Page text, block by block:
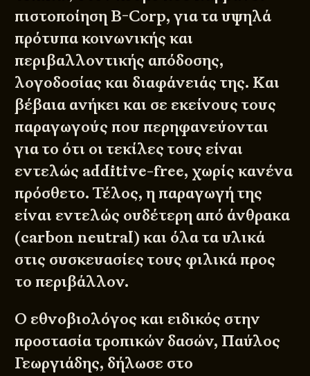
πιστοποίηση B-Corp, για τα υψηλά
πρότυπα κοινωνικής και
περιβαλλοντικής απόδοσης,
λογοδοσίας και διαφάνειάς της. Και
βέβαια ανήκει και σε εκείνους τους
παραγωγούς που περηφανεύονται
για το ότι οι τεκίλες τους είναι
εντελώς additive-free, χωρίς κανένα
πρόσθετο. Τέλος, η παραγωγή της
είναι εντελώς ουδέτερη από άνθρακα
(carbon neutral) και όλα τα υλικά
στις συσκευασίες τους φιλικά προς
το περιβάλλον.
Ο εθνοβιολόγος και ειδικός στην
προστασία τροπικών δασών, Παύλος
Γεωργιάδης, δήλωσε στο